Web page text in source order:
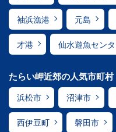
袖浜漁港 元島
才港 仙水遊魚セン
たらい岬近郊の人気市町村
浜松市 沼津市
西伊豆町 磐田市